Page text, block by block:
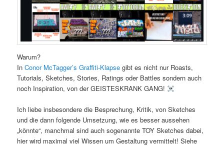
Warum?
InConor McTagger’s Graffiti-Klapse gibt es nicht nur Roasts,
Tutorials, Sketches, Stories, Ratings oder Battles sondern auch
noch Inspiration, von der GEISTESKRANK GANG!
Ich liebe insbesondere die Besprechung, Kritik, von Sketches
und die dann folgende Umsetzung, wie es besser aussehen
„könnte“, manchmal sind auch sogenannte TOY Sketches dabei,
hier wird maximal viel Wissen um Gestaltung vermittelt! Siehe